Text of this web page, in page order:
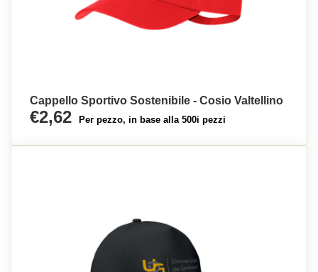
Cappello Sportivo Sostenibile - Cosio Valtellino
€2,62 Per pezzo, in base alla 500i pezzi